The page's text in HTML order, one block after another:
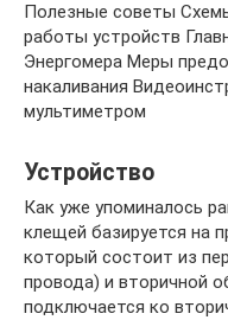
Полезные советы
работы устройств
Энергомера Меры
накаливания
мультиметром
Устройство
Как уже упоминалось
клещей базируется на
который состоит из
провода) и вторичной
подключается ко